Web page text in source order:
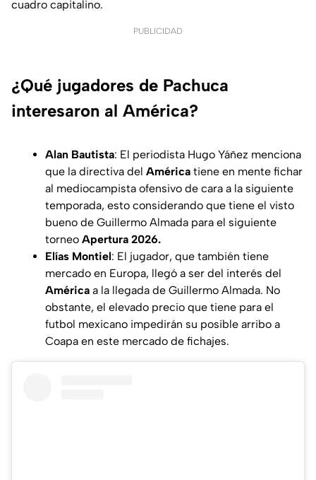
cuadro capitalino.
PUBLICIDAD
¿Qué jugadores de Pachuca
interesaron al América?
Alan Bautista: El periodista Hugo Yáñez menciona
que la directiva del América tiene en mente fichar
al mediocampista ofensivo de cara a la siguiente
temporada, esto considerando que tiene el visto
bueno de Guillermo Almada para el siguiente
torneo Apertura 2026.
Elías Montiel: El jugador, que también tiene
mercado en Europa, llegó a ser del interés del
América a la llegada de Guillermo Almada. No
obstante, el elevado precio que tiene para el
futbol mexicano impedirán su posible arribo a
Coapa en este mercado de fichajes.